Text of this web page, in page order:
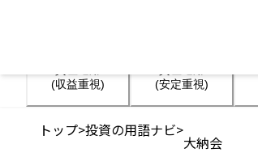
(収益重視)
(安定重視)
トップ>投資の用語ナビ>
大納会